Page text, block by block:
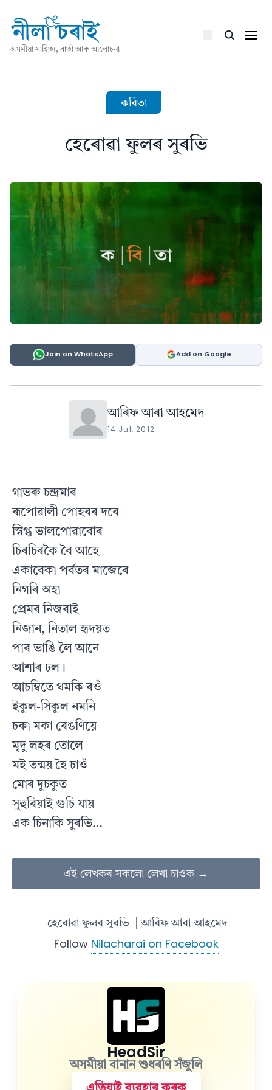
অসমীয়া সাহিত্য, বাৰ্তা আৰু আলোচনা
কবিতা
হেৰোৱা ফুলৰ সুৰভি
Join on WhatsApp Add on Google
আৰিফ আৰা আহমেদ
14 Jul, 2012
গাভৰু চন্দ্রমাৰ
ৰূপোৱালী পোহৰৰ দৰে
স্নিগ্ধ ভালপোৱাবোৰ
চিৰচিৰকৈ বৈ আহে
একাবেকা পর্বতৰ মাজেৰে
নিগৰি অহা
প্রেমৰ নিজৰাই
নিজান, নিতাল হৃদয়ত
পাৰ ভাঙি লৈ আনে
আশাৰ ঢল।
আচম্বিতে থমকি ৰওঁ
ইকুল-সিকুল নমনি
চকা মকা ৰেঙণিয়ে
মৃদু লহৰ তোলে
মই তন্ময় হৈ চাওঁ
মোৰ দুচকুত
সুহুৰিয়াই গুচি যায়
এক চিনাকি সুৰভি…
এই লেখকৰ সকলো লেখা চাওক →
হেৰোৱা ফুলৰ সুৰভি | আৰিফ আৰা আহমেদ
Follow Nilacharai on Facebook
HeadSir
অসমীয়া বানান শুধৰণি সঁজুলি